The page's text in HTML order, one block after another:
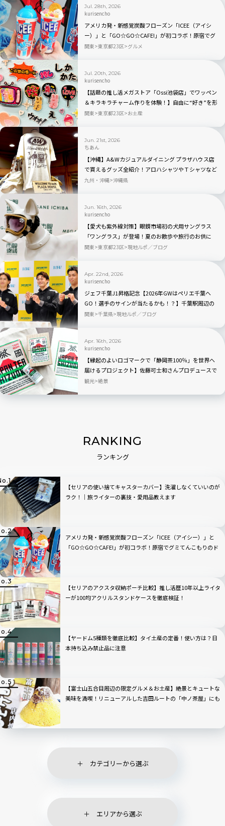
Jul. 28th, 2026
kurisencho
アメリカ発・新感覚炭酸フローズン「ICEE（アイシ
ー）」と「GO☆GO☆CAFE!」が初コラボ！原宿でグ
ミてんこもりのドリンクをチェック
関東 東京都23区 グルメ
Jul. 20th, 2026
kurisencho
【話題の推し活メガストア「Ossi池袋店」でワッペン
＆キラキラチャーム作りを体験！】自由に“好き”を形
にできる推しグッズに大人も夢中
関東 東京都23区 お土産
Jun. 21st, 2026
ちあん
【沖縄】A&Wカジュアルダイニング プラザハウス店
で買えるグッズ全紹介！アロハシャツやＴシャツなど
限定品まで一覧
九州・沖縄 沖縄県
Jun. 16th, 2026
kurisencho
【愛犬も紫外線対策】眼鏡市場初の犬用サングラス
「ワングラス」が登場！夏のお散歩や旅行のお供に
関東 東京都23区 現地ルポ／ブログ
Apr. 22nd, 2026
kurisencho
ジェフ千葉J1昇格記念【2026年GWはペリエ千葉へ
GO！選手のサインが当たるかも！？】千葉駅周辺の
散策スポットも紹介
関東 千葉県 現地ルポ／ブログ
Apr. 16th, 2026
kurisencho
【縁起のよいロゴマークで「静岡茶100％」を世界へ
届けるプロジェクト】佐藤可士和さんプロデュースで
本格始動！
観光 絶景
RANKING
ランキング
【セリアの使い捨てキャスターカバー】洗濯しなくていいのが
ラク！｜旅ライターの裏技・愛用品教えます
アメリカ発・新感覚炭酸フローズン「ICEE（アイシー）」と
「GO☆GO☆CAFE!」が初コラボ！原宿でグミてんこもりのド
【セリアのアクスタ収納ポーチ比較】推し活歴10年以上ライタ
ーが100均アクリルスタンドケースを徹底検証！
【ヤードム5種類を徹底比較】タイ土産の定番！使い方は？日
本持ち込み禁止品に注意
【富士山五合目周辺の限定グルメ＆お土産】絶景とキュートな
美味を満喫！リニューアルした吉田ルートの「中ノ茶屋」にも
カテゴリーから選ぶ
エリアから選ぶ